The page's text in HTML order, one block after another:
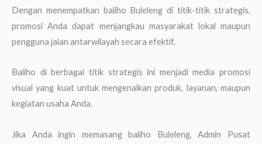
Dengan menempatkan baliho Buleleng di titik-titik strategis,
promosi Anda dapat menjangkau masyarakat lokal maupun
pengguna jalan antarwilayah secara efektif.
Baliho di berbagai titik strategis ini menjadi media promosi
visual yang kuat untuk mengenalkan produk, layanan, maupun
kegiatan usaha Anda.
Jika Anda ingin memasang baliho Buleleng, Admin Pusat